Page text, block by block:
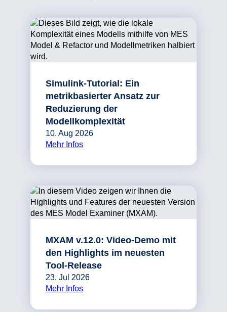
Simulink-Tutorial: Ein
metrikbasierter Ansatz zur
Reduzierung der
Modellkomplexität
10. Aug 2026
Mehr Infos
MXAM v.12.0: Video-Demo mit
den Highlights im neuesten
Tool-Release
23. Jul 2026
Mehr Infos